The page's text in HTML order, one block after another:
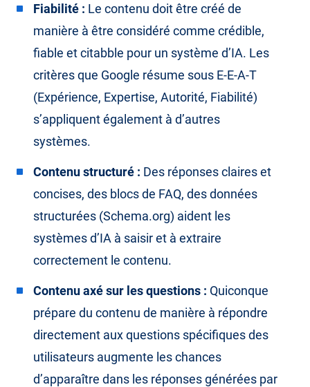
Fiabilité : Le contenu doit être créé de
manière à être considéré comme crédible,
fiable et citabble pour un système d’IA. Les
critères que Google résume sous E-E-A-T
(Expérience, Expertise, Autorité, Fiabilité)
s’appliquent également à d’autres
systèmes.
Contenu structuré : Des réponses claires et
concises, des blocs de FAQ, des données
structurées (Schema.org) aident les
systèmes d’IA à saisir et à extraire
correctement le contenu.
Contenu axé sur les questions : Quiconque
prépare du contenu de manière à répondre
directement aux questions spécifiques des
utilisateurs augmente les chances
d’apparaître dans les réponses générées par